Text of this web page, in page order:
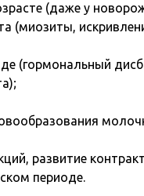
(даже у
(миозиты,
(гормональный
развитие
периоде.